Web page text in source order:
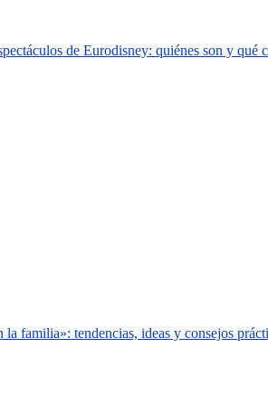
de Eurodisney: quiénes son y qué
familia»: tendencias, ideas y consejos